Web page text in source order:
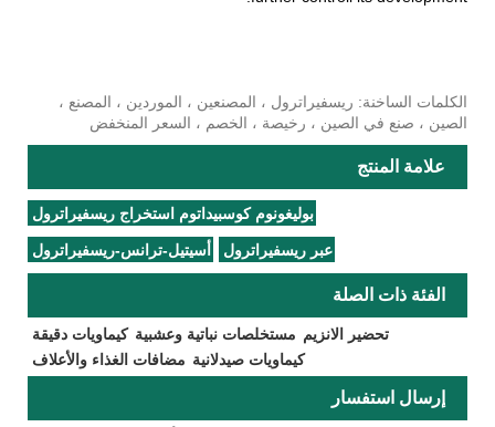
الكلمات الساخنة: ريسفيراترول ، المصنعين ، الموردين ، المصنع ،
الصين ، صنع في الصين ، رخيصة ، الخصم ، السعر المنخفض
علامة المنتج
بوليغونوم كوسبيداتوم استخراج ريسفيراترول
أسيتيل-ترانس-ريسفيراترول عبر ريسفيراترول
الفئة ذات الصلة
كيماويات دقيقة مستخلصات نباتية وعشبية تحضير الانزيم
مضافات الغذاء والأعلاف كيماويات صيدلانية
إرسال استفسار